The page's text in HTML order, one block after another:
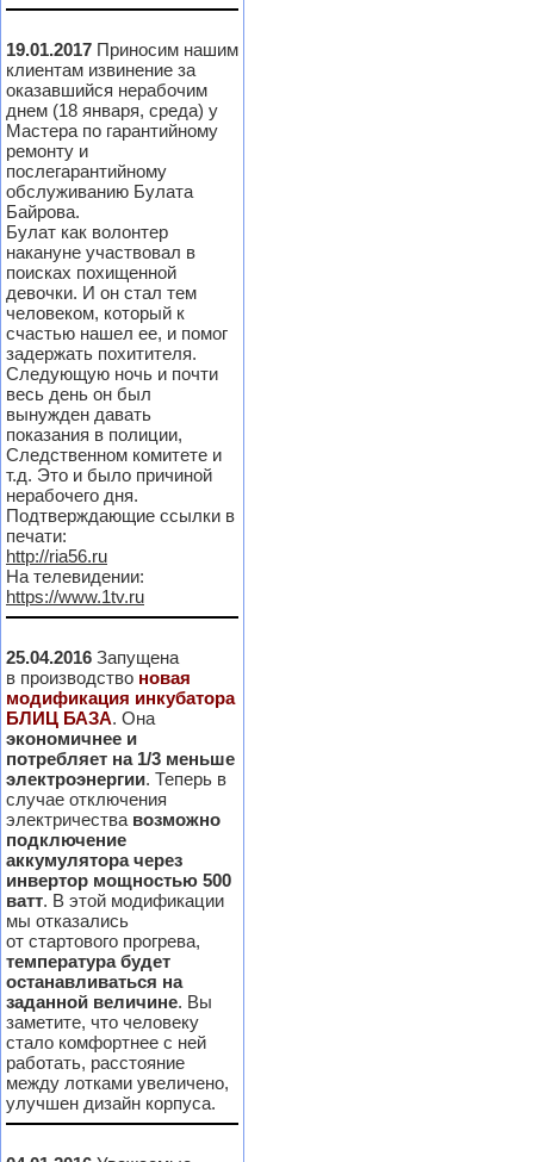
19.01.2017 Приносим нашим
клиентам извинение за
оказавшийся нерабочим
днем (18 января, среда) у
Мастера по гарантийному
ремонту и
послегарантийному
обслуживанию Булата
Байрова.
Булат как волонтер
накануне участвовал в
поисках похищенной
девочки. И он стал тем
человеком, который к
счастью нашел ее, и помог
задержать похитителя.
Следующую ночь и почти
весь день он был
вынужден давать
показания в полиции,
Следственном комитете и
т.д. Это и было причиной
нерабочего дня.
Подтверждающие ссылки в
печати:
http://ria56.ru
На телевидении:
https://www.1tv.ru
25.04.2016 Запущена
в производство новая
модификация инкубатора
БЛИЦ БАЗА. Она
экономичнее и
потребляет на 1/3 меньше
электроэнергии. Теперь в
случае отключения
электричества возможно
подключение
аккумулятора через
инвертор мощностью 500
ватт. В этой модификации
мы отказались
от стартового прогрева,
температура будет
останавливаться на
заданной величине. Вы
заметите, что человеку
стало комфортнее с ней
работать, расстояние
между лотками увеличено,
улучшен дизайн корпуса.